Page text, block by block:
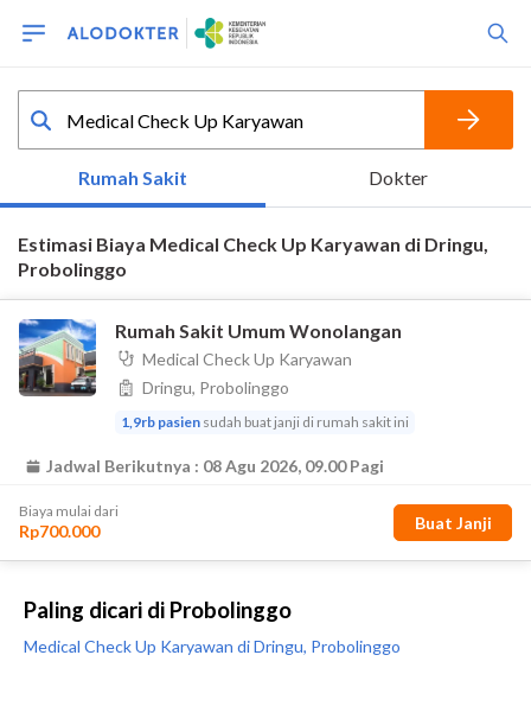
Paling dicari di Probolinggo
Medical Check Up Karyawan di Dringu, Probolinggo